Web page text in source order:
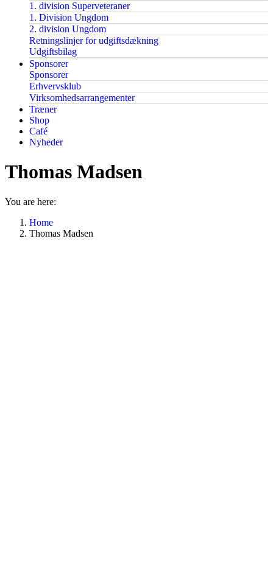
1. division Superveteraner
1. Division Ungdom
2. division Ungdom
Retningslinjer for udgiftsdækning
Udgiftsbilag
Sponsorer
Sponsorer
Erhvervsklub
Virksomhedsarrangementer
Træner
Shop
Café
Nyheder
Thomas Madsen
You are here:
Home
Thomas Madsen